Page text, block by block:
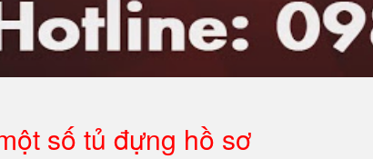
số tủ đựng hồ sơ